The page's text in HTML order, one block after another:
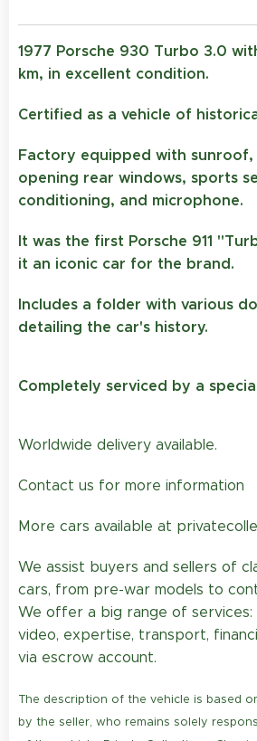
1977 Porsche 930 Turbo 3.0
km, in excellent condition.
Certified as a vehicle of
Factory equipped with
opening rear windows, sports
conditioning, and microphone.
It was the first Porsche 911
it an iconic car for the brand.
Includes a folder with various
detailing the car's history.
Completely serviced by a
Worldwide delivery available.
Contact us for more information
More cars available at
We assist buyers and sellers of
cars, from pre-war models to
We offer a big range of
video, expertise, transport,
via escrow account.
The description of the vehicle is based
by the seller, who remains solely